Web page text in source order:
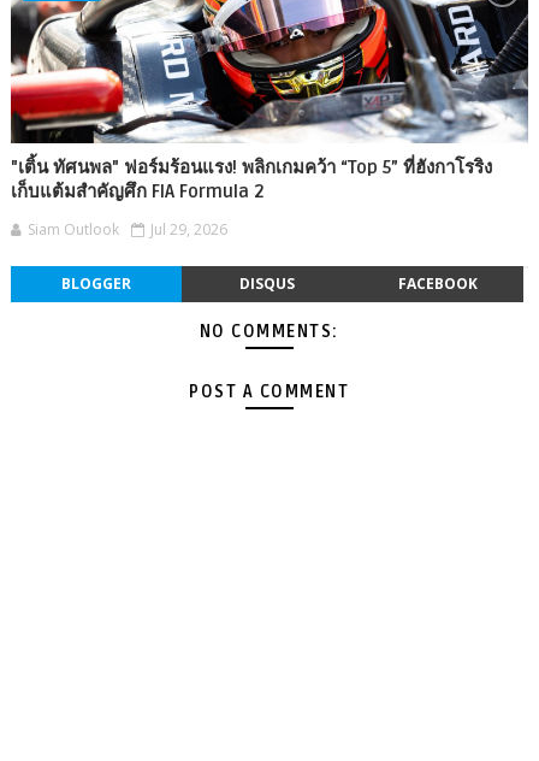
"เติ้น ทัศนพล" ฟอร์มร้อนแรง! พลิกเกมคว้า “Top 5” ที่ฮังกาโรริง
เก็บแต้มสำคัญศึก FIA Formula 2
Siam Outlook Jul 29, 2026
BLOGGER DISQUS FACEBOOK
NO COMMENTS:
POST A COMMENT